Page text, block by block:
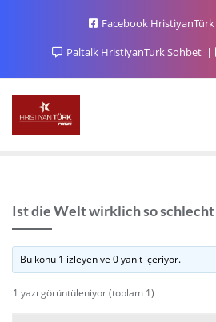
Facebook HristiyanTürk
Paltalk HristiyanTurk Sohbet
Ist die Welt wirklich so schlecht
Bu konu 1 izleyen ve 0 yanıt içeriyor.
1 yazı görüntüleniyor (toplam 1)